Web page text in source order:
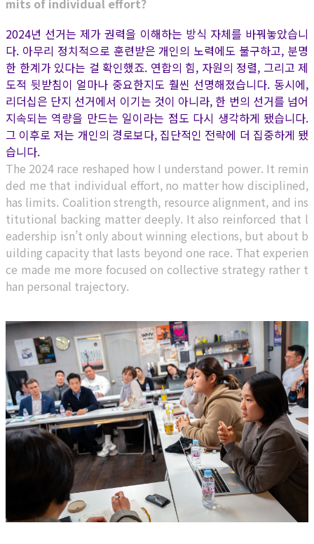
mits of individual effort?
2024년 선거는 제가 권력을 이해하는 방식 자체를 바꿔놓았습니
다. 아무리 정치적으로 훈련받은 개인의 노력에도 불구하고, 분명
한 한계가 있다는 걸 확인했죠. 연합의 힘, 자원의 정렬, 그리고 제
도적 뒷받침이 얼마나 중요한지도 훨씬 선명해졌습니다. 동시에,
리더십은 단지 선거에서 이기는 것이 아니라, 한 번의 선거를 넘어
지속되는 역량을 만드는 일이라는 점도 다시 생각하게 됐습니다.
그 이후로 저는 개인의 경로보다, 집단적인 전략에 더 집중하게 됐
습니다.
The 2024 race reshaped how I understand power. It remin
ded me that individual effort, no matter how disciplined,
has limits. Coalition strength, resource alignment, and ins
titutional backing matter deeply. It also reinforced that l
eadership isn’t only about winning elections, but about b
uilding capacity that lasts beyond one race. That experien
ce made me more focused on collective strategy rather t
han personal trajectory.